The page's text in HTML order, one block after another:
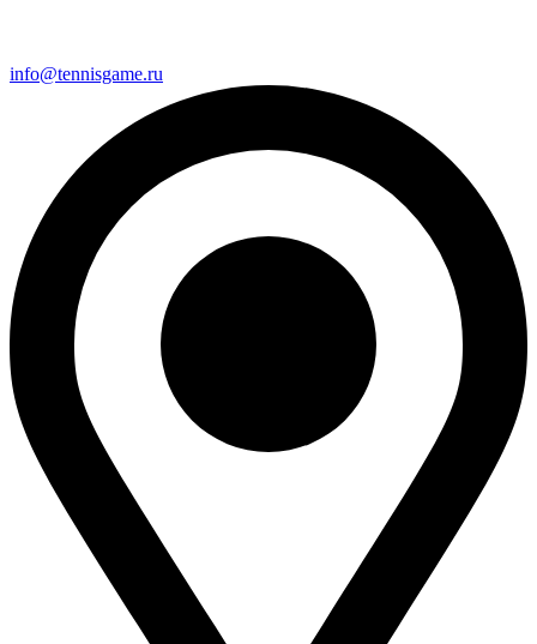
info@tennisgame.ru